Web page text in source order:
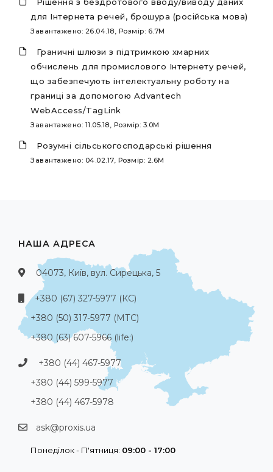
для Інтернета речей, брошура (російська мова)
Завантажено: 26.04.18, Розмір: 6.7M
Граничні шлюзи з підтримкою хмарних
обчислень для промислового Інтернету речей,
що забезпечують інтелектуальну роботу на
границі за допомогою Advantech
WebAccess/TagLink
Завантажено: 11.05.18, Розмір: 3.0M
Розумні сільськогосподарські рішення
Завантажено: 04.02.17, Розмір: 2.6M
НАША АДРЕСА
04073, Київ, вул. Сирецька, 5
+380 (67) 327-5977 (КС)
+380 (50) 317-5977 (МТС)
+380 (63) 607-5966 (life:)
+380 (44) 467-5977
+380 (44) 599-5977
+380 (44) 467-5978
ask@proxis.ua
Понеділок - П'ятниця: 09:00 - 17:00